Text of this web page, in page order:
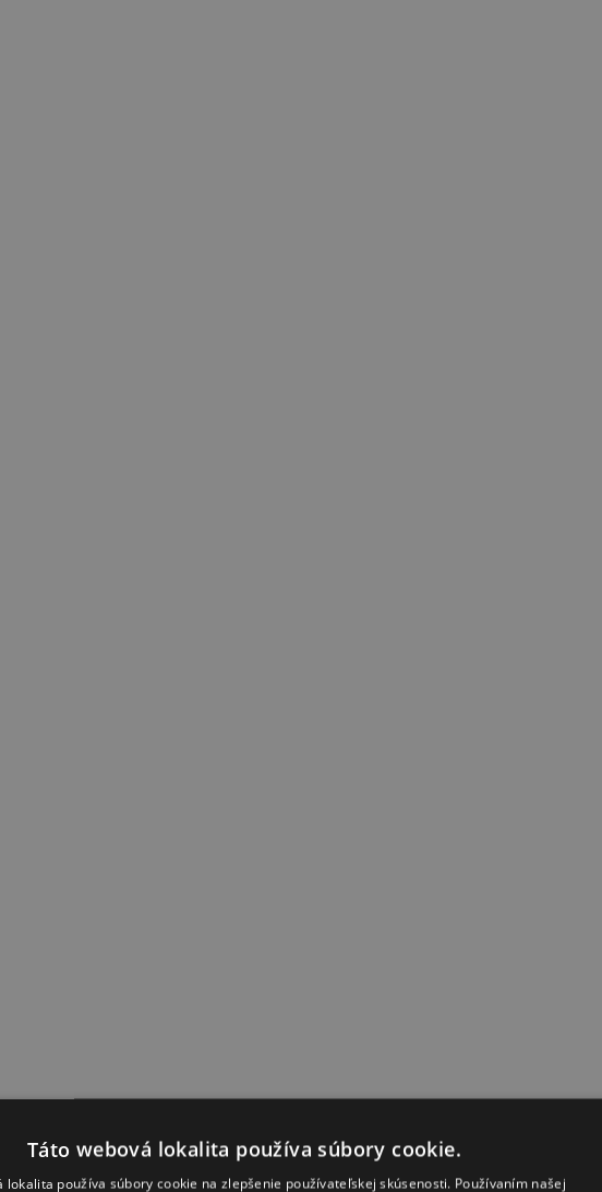
Táto webová lokalita používa súbory cookie.
lokalita používa súbory cookie na zlepšenie používateľskej skúsenosti. Používaním našej